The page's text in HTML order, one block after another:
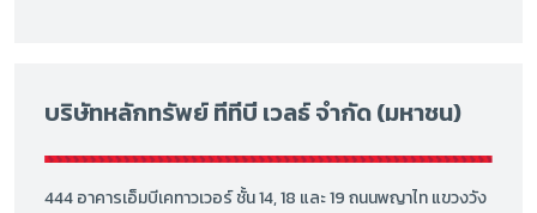
บริษัทหลักทรัพย์ ทีทีบี เวลธ์ จำกัด (มหาชน)
444 อาคารเอ็มบีเคทาวเวอร์ ชั้น 14, 18 และ 19 ถนนพญาไท แขวงวัง